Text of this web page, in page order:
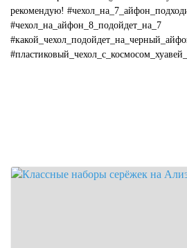
рекомендую!
#чехол_на_айфон_8_подойдет_на_7